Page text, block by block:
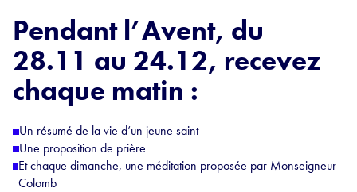
Pendant l’Avent, du
28.11 au 24.12, recevez
chaque matin :
Un résumé de la vie d’un jeune saint
Une proposition de prière
Et chaque dimanche, une méditation proposée par Monseigneur
Colomb